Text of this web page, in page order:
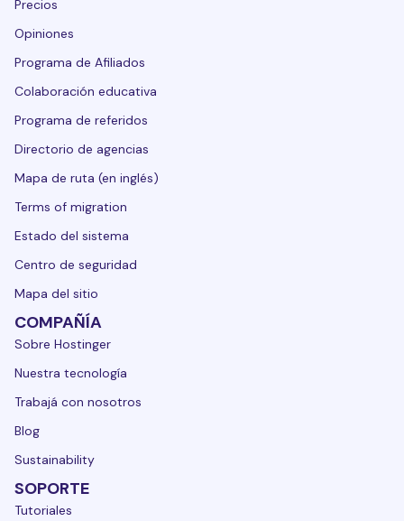
Precios
Opiniones
Programa de Afiliados
Colaboración educativa
Programa de referidos
Directorio de agencias
Mapa de ruta (en inglés)
Terms of migration
Estado del sistema
Centro de seguridad
Mapa del sitio
COMPAÑÍA
Sobre Hostinger
Nuestra tecnología
Trabajá con nosotros
Blog
Sustainability
SOPORTE
Tutoriales